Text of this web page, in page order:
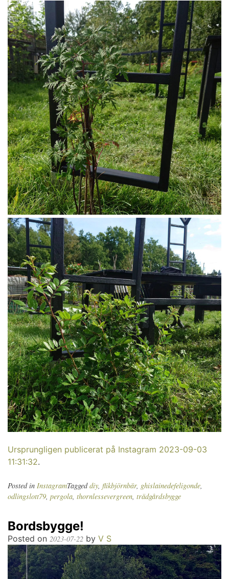
Ursprungligen publicerat på Instagram 2023-09-03
11:31:32.
Posted in InstagramTaggeddiy, flikbjörnbär, ghislainedefeligonde,
odlingslott79, pergola, thornlessevergreen, trädgårdsbygge
Bordsbygge!
Posted on 2023-07-22 by V S